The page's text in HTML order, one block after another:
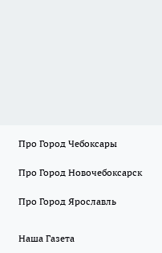
Про Город Чебоксары
Про Город Новочебоксарск
Про Город Ярославль
Наша Газета